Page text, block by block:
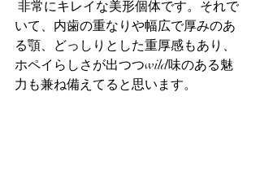
いて、内歯の重なりや幅広で厚みのあ
る顎、どっしりとした重厚感もあり、
ホペイらしさが出つつwild味のある魅
力も兼ね備えてると思います。